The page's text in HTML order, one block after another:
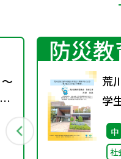
防災教
荒
学
取
～
中
社